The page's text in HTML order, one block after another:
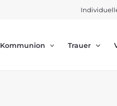
Kommunion Trauer